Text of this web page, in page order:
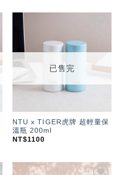
望輕
已售完
NTU x TIGER虎牌 超輕量保
溫瓶 200ml
NT$1100